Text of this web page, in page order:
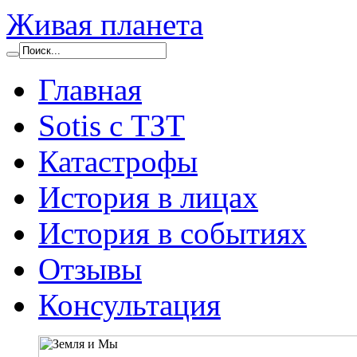
Живая планета
Главная
Sotis с ТЗТ
Катастрофы
История в лицах
История в событиях
Отзывы
Консультация